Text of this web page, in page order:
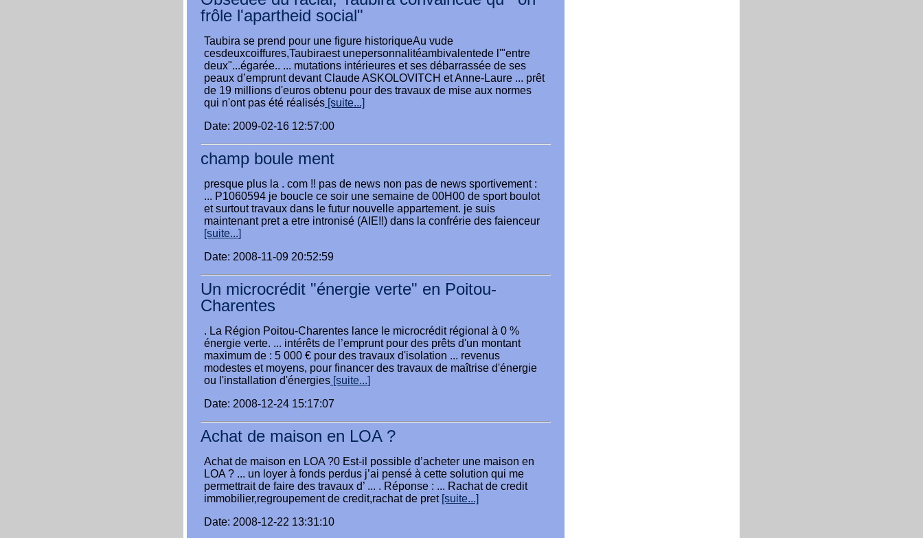
frôle l'apartheid social"
Taubira se prend pour une figure historiqueAu vude
cesdeuxcoiffures,Taubiraest unepersonnalitéambivalentede l'"entre
deux"...égarée.. ... mutations intérieures et ses débarrassée de ses
peaux d’emprunt devant Claude ASKOLOVITCH et Anne-Laure ... prêt
de 19 millions d'euros obtenu pour des travaux de mise aux normes
qui n'ont pas été réalisés [suite...]
Date: 2009-02-16 12:57:00
champ boule ment
presque plus la . com !! pas de news non pas de news sportivement :
... P1060594 je boucle ce soir une semaine de 00H00 de sport boulot
et surtout travaux dans le futur nouvelle appartement. je suis
maintenant pret a etre intronisé (AIE!!) dans la confrérie des faienceur
[suite...]
Date: 2008-11-09 20:52:59
Un microcrédit "énergie verte" en Poitou-
Charentes
. La Région Poitou-Charentes lance le microcrédit régional à 0 %
énergie verte. ... intérêts de l’emprunt pour des prêts d'un montant
maximum de : 5 000 € pour des travaux d'isolation ... revenus
modestes et moyens, pour financer des travaux de maîtrise d'énergie
ou l'installation d'énergies [suite...]
Date: 2008-12-24 15:17:07
Achat de maison en LOA ?
Achat de maison en LOA ?0 Est-il possible d’acheter une maison en
LOA ? ... un loyer à fonds perdus j’ai pensé à cette solution qui me
permettrait de faire des travaux d’ ... . Réponse : ... Rachat de credit
immobilier,regroupement de credit,rachat de pret [suite...]
Date: 2008-12-22 13:31:10